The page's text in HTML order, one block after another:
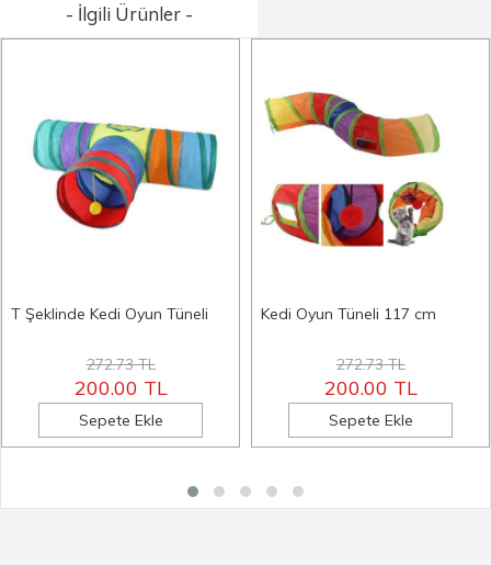
- İlgili Ürünler -
T Şeklinde Kedi Oyun Tüneli
272.73 TL
200.00 TL
Sepete Ekle
Kedi Oyun Tüneli 117 cm
272.73 TL
200.00 TL
Sepete Ekle